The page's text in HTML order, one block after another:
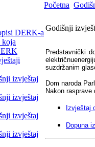
DERK-a
koja
izvještaj
izvještaj
izvještaj
izvještaj
Početna
Godišnji
Predstavnički
suzdržanim
Dom naroda
Nakon
Izvještaj
Dopuna